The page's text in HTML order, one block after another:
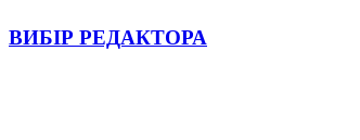
ВИБІР РЕДАКТОРА